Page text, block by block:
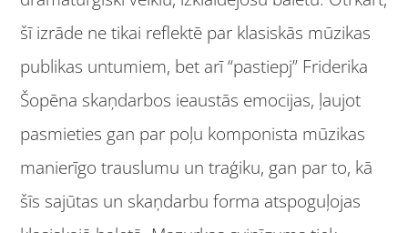
šī izrāde ne tikai reflektē par klasiskās mūzikas
publikas untumiem, bet arī “pastiepj” Friderika
Šopēna skaņdarbos ieaustās emocijas, ļaujot
pasmieties gan par poļu komponista mūzikas
manierīgo trauslumu un traģiku, gan par to, kā
šīs sajūtas un skaņdarbu forma atspoguļojas